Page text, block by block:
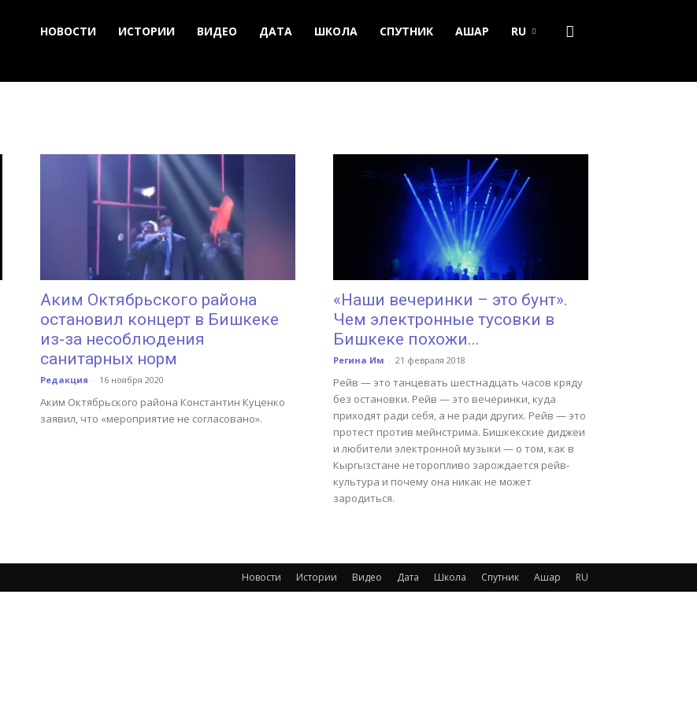
НОВОСТИ ИСТОРИИ ВИДЕО ДАТА ШКОЛА СПУТНИК АШАР RU
Аким Октябрьского района
остановил концерт в Бишкеке
из-за несоблюдения
санитарных норм
Редакция - 16 ноября 2020
Аким Октябрьского района Константин Куценко
заявил, что «мероприятие не согласовано».
«Наши вечеринки – это бунт».
Чем электронные тусовки в
Бишкеке похожи...
Регина Им - 21 февраля 2018
Рейв — это танцевать шестнадцать часов кряду
без остановки. Рейв — это вечеринки, куда
приходят ради себя, а не ради других. Рейв — это
протест против мейнстрима. Бишкекские диджеи
и любители электронной музыки — о том, как в
Кыргызстане неторопливо зарождается рейв-
культура и почему она никак не может
зародиться.
Новости Истории Видео Дата Школа Спутник Ашар RU